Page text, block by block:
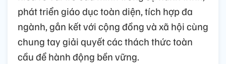
phát triển giáo dục toàn diện, tích hợp đa
ngành, gắn kết với cộng đồng và xã hội cùng
chung tay giải quyết các thách thức toàn
cầu để hành động bền vững.